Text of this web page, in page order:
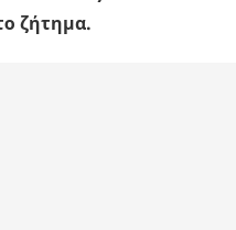
ζήτημα.